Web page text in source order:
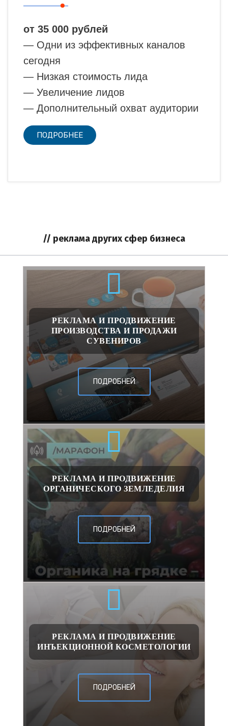
от 35 000 рублей
— Одни из эффективных каналов
сегодня
— Низкая стоимость лида
— Увеличение лидов
— Дополнительный охват аудитории
ПОДРОБНЕЕ
// реклама других сфер бизнеса
РЕКЛАМА И ПРОДВИЖЕНИЕ
ПРОИЗВОДСТВА И ПРОДАЖИ
СУВЕНИРОВ
ПОДРОБНЕЙ
РЕКЛАМА И ПРОДВИЖЕНИЕ
ОРГАНИЧЕСКОГО ЗЕМЛЕДЕЛИЯ
ПОДРОБНЕЙ
РЕКЛАМА И ПРОДВИЖЕНИЕ
ИНЪЕКЦИОННОЙ КОСМЕТОЛОГИИ
ПОДРОБНЕЙ